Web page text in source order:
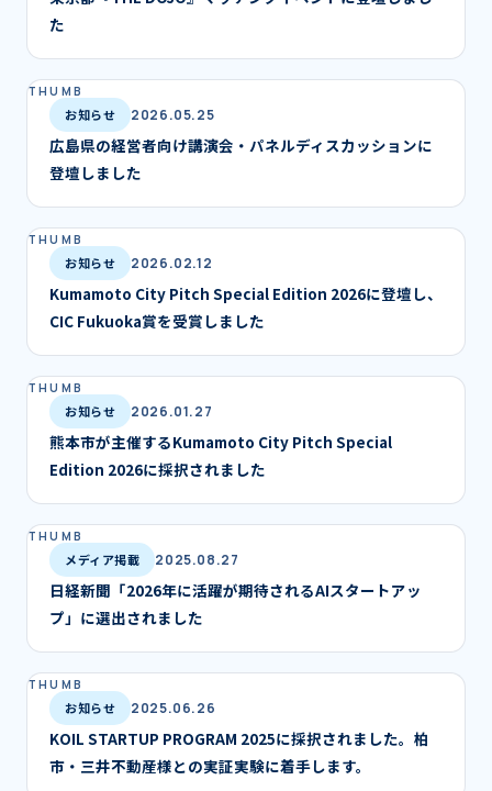
た
お知らせ 2026.05.25
広島県の経営者向け講演会・パネルディスカッションに
登壇しました
お知らせ 2026.02.12
Kumamoto City Pitch Special Edition 2026に登壇し、
CIC Fukuoka賞を受賞しました
お知らせ 2026.01.27
熊本市が主催するKumamoto City Pitch Special
Edition 2026に採択されました
メディア掲載 2025.08.27
日経新聞「2026年に活躍が期待されるAIスタートアッ
プ」に選出されました
お知らせ 2025.06.26
KOIL STARTUP PROGRAM 2025に採択されました。柏
市・三井不動産様との実証実験に着手します。